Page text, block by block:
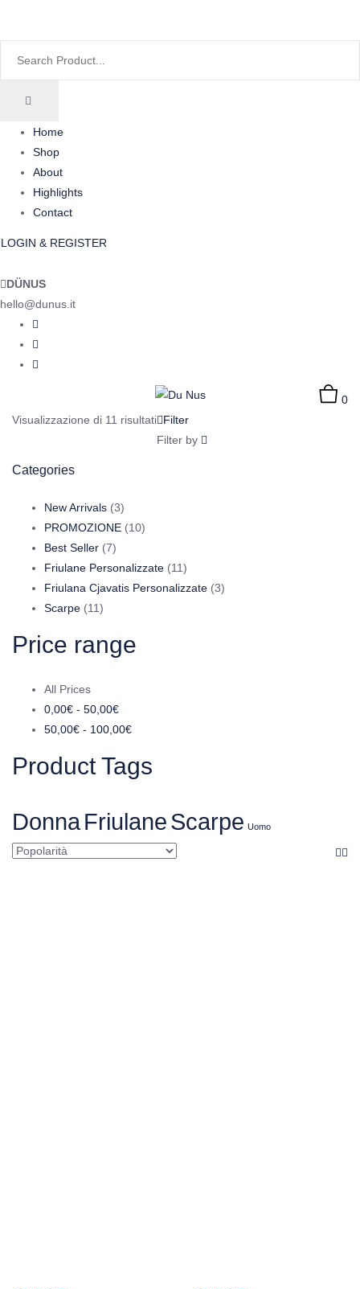
Home
Shop
About
Highlights
Contact
LOGIN & REGISTER
DÜNUS
hello@dunus.it
0
Visualizzazione di 11 risultati Filter
Filter by
Categories
New Arrivals 33
prodotti
PROMOZIONE 1010
Best Seller 77
prodotti
Friulane Personalizzate 1111
prodotti
Friulana Cjavatis Personalizzate 33
Scarpe 1111
Price range
All Prices
0,00€ - 50,00€
50,00€ - 100,00€
Product Tags
DonnaFriulaneScarpe Uomo